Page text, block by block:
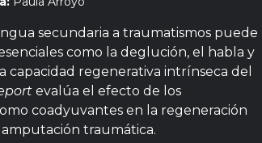
secundaria a traumatismos puede
como la deglución, el habla y
capacidad regenerativa intrínseca del
evalúa el efecto de los
coadyuvantes en la regeneración
traumática.